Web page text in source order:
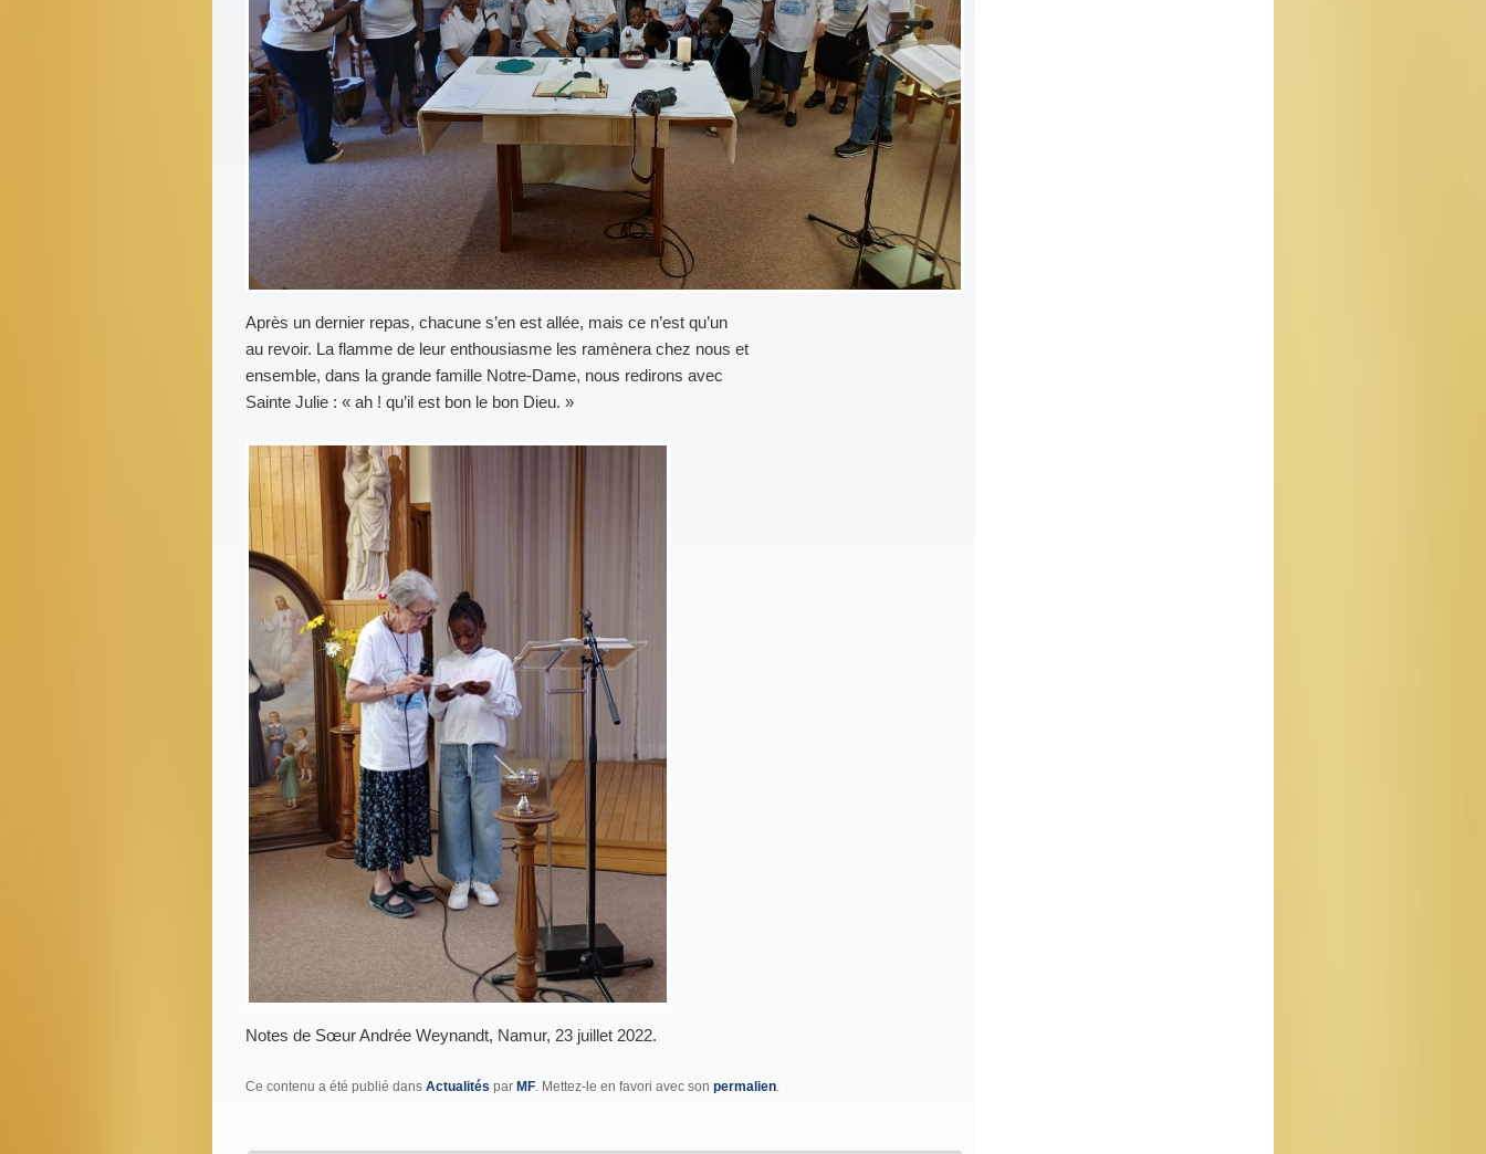
Après un dernier repas, chacune s’en est allée, mais ce n’est qu’un
au revoir. La flamme de leur enthousiasme les ramènera chez nous et
ensemble, dans la grande famille Notre-Dame, nous redirons avec
Sainte Julie : « ah ! qu’il est bon le bon Dieu. »
Notes de Sœur Andrée Weynandt, Namur, 23 juillet 2022.
Ce contenu a été publié dans Actualités par MF . Mettez-le en favori avec son permalien